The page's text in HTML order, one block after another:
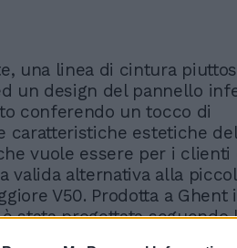
una linea di cintura
un design del pannello
conferendo un tocco di
caratteristiche estetiche
vuole essere per i clienti
valida alternativa alla
V50. Prodotta a Ghent
stata progettata seguendo